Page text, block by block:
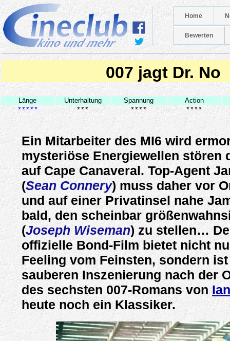
Home
Bewerten
007 jagt Dr. No
Länge Unterhaltung Spannung
Action
*****
*** **** ****
Ein Mitarbeiter des MI6 wird
mysteriöse Energiewellen stören
auf Cape Canaveral. Top-Agent
(Sean Connery) muss daher vor
und auf einer Privatinsel nahe
bald, den scheinbar
(Joseph Wiseman) zu stellen…
offizielle Bond-Film bietet nicht
Feeling vom Feinsten, sondern
sauberen Inszenierung nach der
des sechsten 007-Romans von
heute noch ein Klassiker.